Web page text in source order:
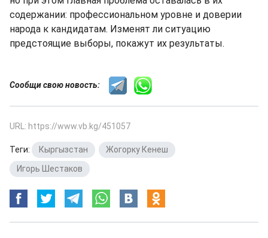
содержании: профессиональном уровне и доверии
народа к кандидатам. Изменят ли ситуацию
предстоящие выборы, покажут их результаты.
Сообщи свою новость:
URL: https://www.vb.kg/451057
Теги: Кыргызстан Жогорку Кенеш
Игорь Шестаков